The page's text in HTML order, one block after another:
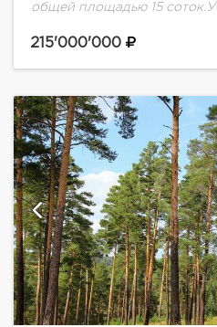
общей площадью 15
взрослыми высокими
215'000'000